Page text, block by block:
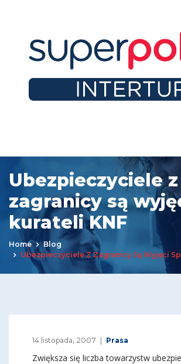
Ubezpieczyciele z
zagranicy są
kurateli KNF
Home
Blog
Ubezpieczyciele Z Zagranicy Są Wyjęci
14 listopada, 2007 Prasa
Zwiększa się liczba towarzystw